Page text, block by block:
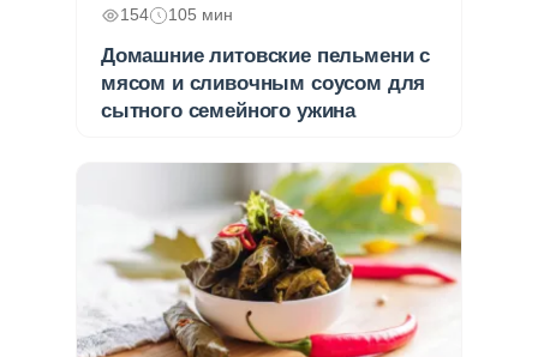
154 105 мин
Домашние литовские пельмени с
мясом и сливочным соусом для
сытного семейного ужина